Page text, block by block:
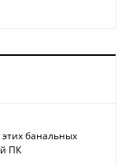
банальных
ПК